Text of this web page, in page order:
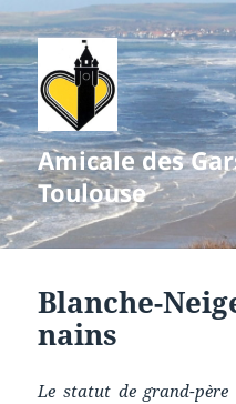
Amicale des
Toulouse
Blanche-
nains
Le statut de grand-père